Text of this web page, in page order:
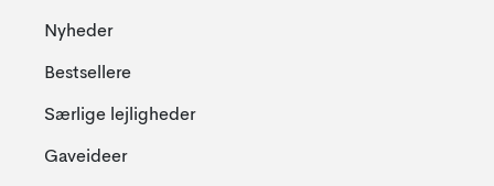
Nyheder
Bestsellere
Særlige lejligheder
Gaveideer